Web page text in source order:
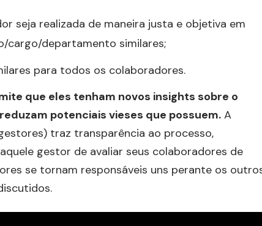
seja realizada de maneira justa e objetiva em
cargo/departamento similares;
para todos os colaboradores.
que eles tenham novos insights sobre o
potenciais vieses que possuem. A
traz transparência ao processo,
gestor de avaliar seus colaboradores de
se tornam responsáveis uns perante os